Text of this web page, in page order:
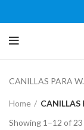
CANILLAS PARA
Home
CANILLAS
Showing 1–12 of